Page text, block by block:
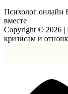
Психолог онлайн
вместе
Copyright © 2026 |
кризисам и